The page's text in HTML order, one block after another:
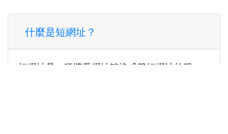
什麼是短網址？
短網址是一種將長網址轉換成簡短網址的服